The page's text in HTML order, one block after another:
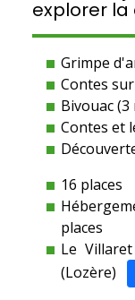
explorer la
Grimpe
Contes
Bivouac (3
Contes et
16 places
places
Le
(Lozère)